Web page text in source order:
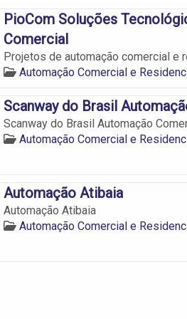
PioCom Soluções
Comercial
Projetos de automação comercial e
Automação Comercial e
Scanway do Brasil
Scanway do Brasil Automação
Automação Comercial e
Automação Atibaia
Automação Atibaia
Automação Comercial e